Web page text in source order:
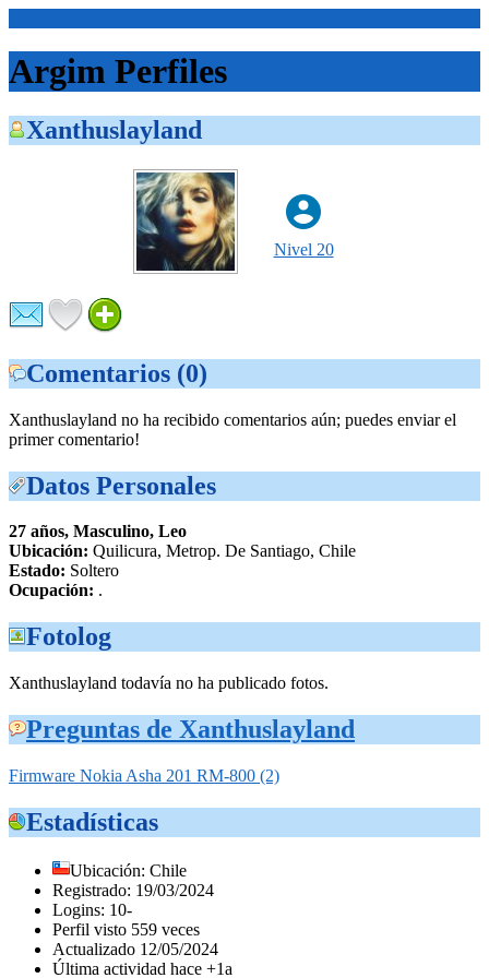
Argim Perfiles
Xanthuslayland
Nivel 20
Comentarios (0)
Xanthuslayland no ha recibido comentarios aún; puedes enviar el
primer comentario!
Datos Personales
27 años, Masculino, Leo
Ubicación: Quilicura, Metrop. De Santiago, Chile
Estado: Soltero
Ocupación: .
Fotolog
Xanthuslayland todavía no ha publicado fotos.
Preguntas de Xanthuslayland
Firmware Nokia Asha 201 RM-800 (2)
Estadísticas
Ubicación: Chile
Registrado: 19/03/2024
Logins: 10-
Perfil visto 559 veces
Actualizado 12/05/2024
Última actividad hace +1a